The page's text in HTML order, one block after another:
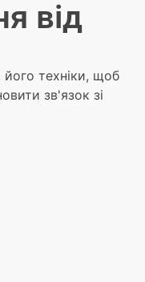
від
його техніки, щоб
зв'язок зі